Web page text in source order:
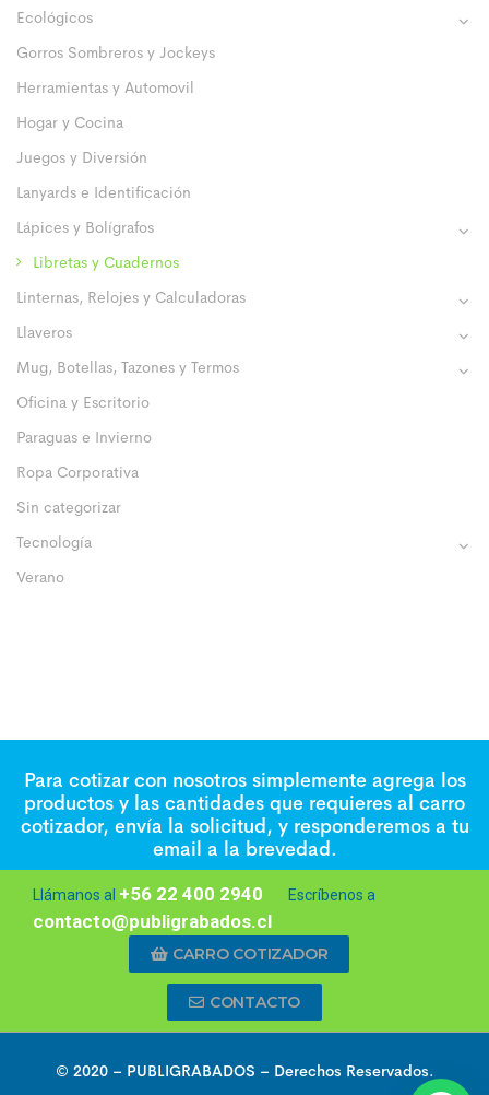
Ecológicos
Gorros Sombreros y Jockeys
Herramientas y Automovil
Hogar y Cocina
Juegos y Diversión
Lanyards e Identificación
Lápices y Bolígrafos
Libretas y Cuadernos
Linternas, Relojes y Calculadoras
Llaveros
Mug, Botellas, Tazones y Termos
Oficina y Escritorio
Paraguas e Invierno
Ropa Corporativa
Sin categorizar
Tecnología
Verano
Para cotizar con nosotros simplemente agrega los
productos y las cantidades que requieres al carro
cotizador, envía la solicitud, y responderemos a tu
email a la brevedad.
Llámanos al +56 22 400 2940 Escríbenos a
contacto@publigrabados.cl
CARRO COTIZADOR
CONTACTO
© 2020 – PUBLIGRABADOS – Derechos Reservados.